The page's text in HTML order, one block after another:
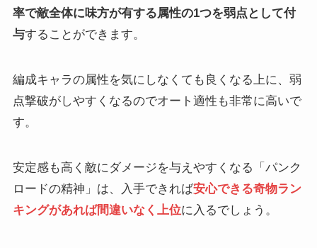
率で敵全体に味方が有する属性の1つを弱点として付
与することができます。
編成キャラの属性を気にしなくても良くなる上に、弱
点撃破がしやすくなるのでオート適性も非常に高いで
す。
安定感も高く敵にダメージを与えやすくなる「パンク
ロードの精神」は、入手できれば安心できる奇物ラン
キングがあれば間違いなく上位に入るでしょう。